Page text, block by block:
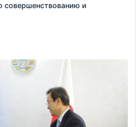
совершенствованию и